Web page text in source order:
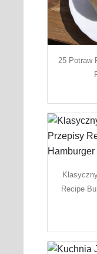
25 Potraw
Recipe